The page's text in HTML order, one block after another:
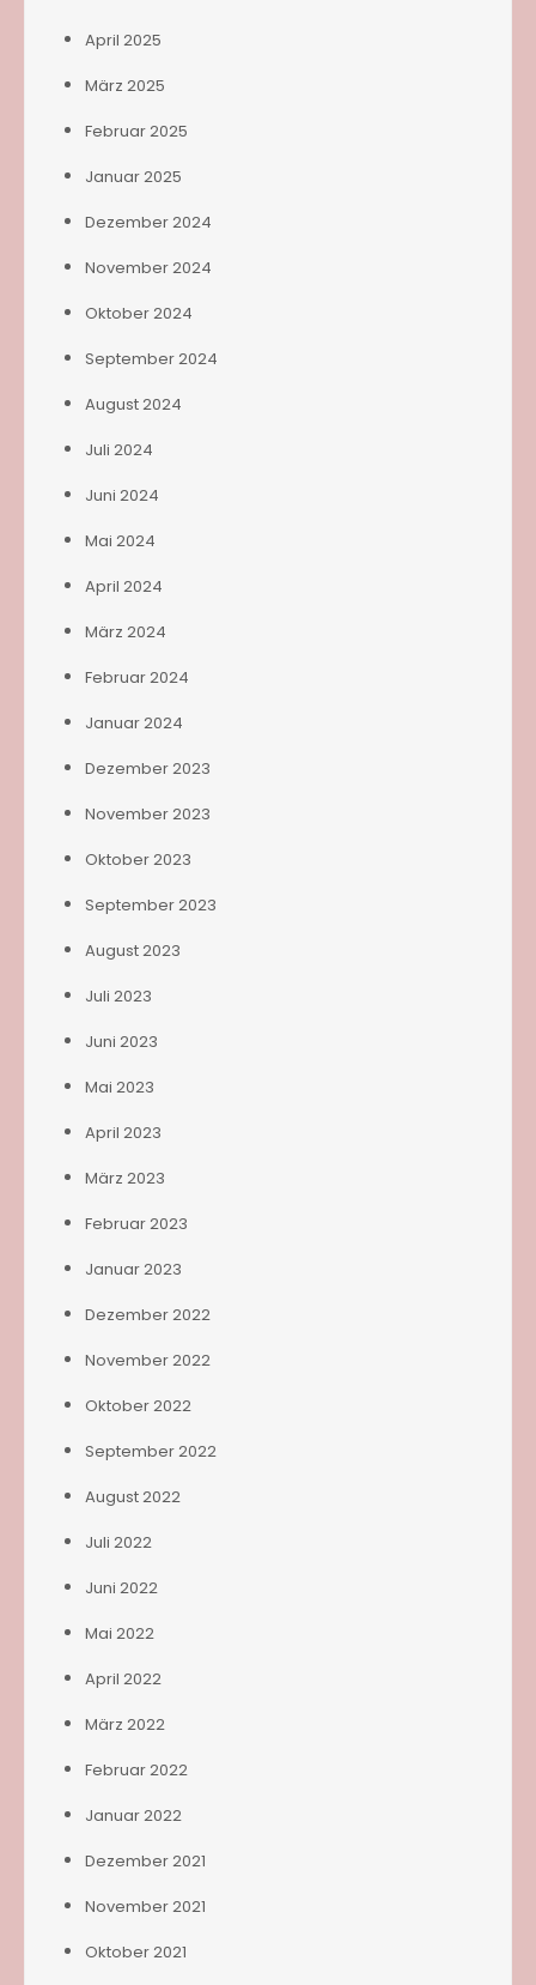
April 2025
März 2025
Februar 2025
Januar 2025
Dezember 2024
November 2024
Oktober 2024
September 2024
August 2024
Juli 2024
Juni 2024
Mai 2024
April 2024
März 2024
Februar 2024
Januar 2024
Dezember 2023
November 2023
Oktober 2023
September 2023
August 2023
Juli 2023
Juni 2023
Mai 2023
April 2023
März 2023
Februar 2023
Januar 2023
Dezember 2022
November 2022
Oktober 2022
September 2022
August 2022
Juli 2022
Juni 2022
Mai 2022
April 2022
März 2022
Februar 2022
Januar 2022
Dezember 2021
November 2021
Oktober 2021